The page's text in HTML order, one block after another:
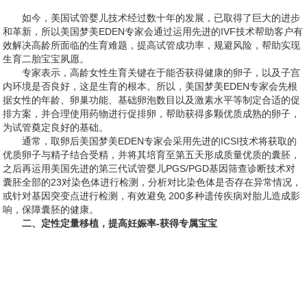
如今，美国试管婴儿技术经过数十年的发展，已取得了巨大的进步
和革新，所以美国梦美EDEN专家会通过运用先进的IVF技术帮助客户有
效解决高龄所面临的生育难题，提高试管成功率，规避风险，帮助实现
生育二胎宝宝夙愿。
专家表示，高龄女性生育关键在于能否获得健康的卵子，以及子宫
内环境是否良好，这是生育的根本。所以，美国梦美EDEN专家会先根
据女性的年龄、卵巢功能、基础卵泡数目以及激素水平等制定合适的促
排方案，并合理使用药物进行促排卵，帮助获得多颗优质成熟的卵子，
为试管奠定良好的基础。
通常，取卵后美国梦美EDEN专家会采用先进的ICSI技术将获取的
优质卵子与精子结合受精，并将其培育至第五天形成质量优质的囊胚，
之后再运用美国先进的第三代试管婴儿PGS/PGD基因筛查诊断技术对
囊胚全部的23对染色体进行检测，分析对比染色体是否存在异常情况，
或针对基因突变点进行检测，有效避免 200多种遗传疾病对胎儿造成影
响，保障囊胚的健康。
二、定性定量移植，提高妊娠率-获得专属宝宝